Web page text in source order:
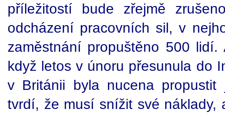
příležitostí bude zřejmě
odcházení pracovních sil, v
zaměstnání propuštěno 500
když letos v únoru přesunula do
v Británii byla nucena
tvrdí, že musí snížit své náklady,